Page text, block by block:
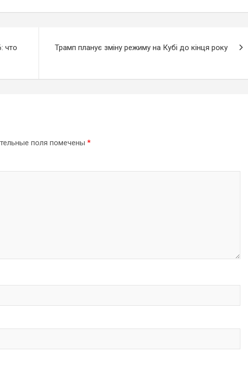
что
Трамп планує зміну режиму на Кубі до кінця року
поля помечены *